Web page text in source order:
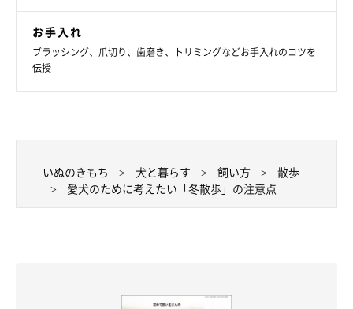
お手入れ
ブラッシング、爪切り、歯磨き、トリミングなどお手入れのコツを
伝授
いぬのきもち 犬と暮らす 飼い方
散歩
愛犬のために考えたい「冬散歩」の注意点